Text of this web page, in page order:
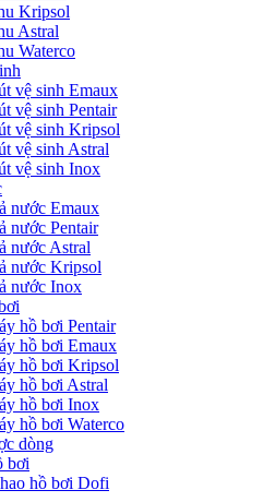
Kripsol
Astral
Waterco
vệ sinh Emaux
vệ sinh Pentair
vệ sinh Kripsol
vệ sinh Astral
vệ sinh Inox
nước Emaux
nước Pentair
nước Astral
nước Kripsol
nước Inox
hồ bơi Pentair
hồ bơi Emaux
hồ bơi Kripsol
hồ bơi Astral
hồ bơi Inox
hồ bơi Waterco
dòng
bơi
hồ bơi Dofi